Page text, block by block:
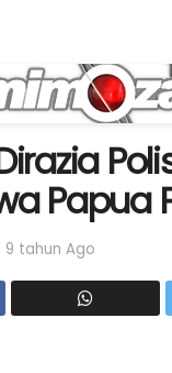
Papua
9 tahun Ago